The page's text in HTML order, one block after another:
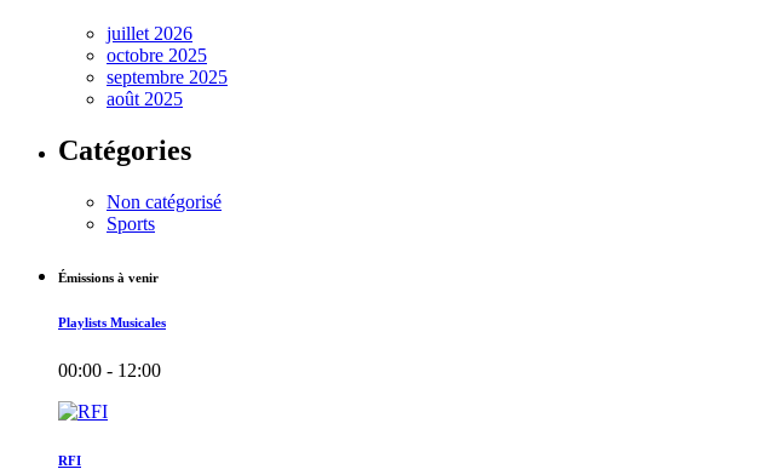
juillet 2026
octobre 2025
septembre 2025
août 2025
Catégories
Non catégorisé
Sports
Émissions à venir
Playlists Musicales
00:00 - 12:00
RFI